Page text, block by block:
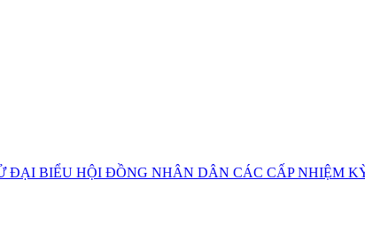
BIỂU HỘI ĐỒNG NHÂN DÂN CÁC CẤP NHIỆM KỲ